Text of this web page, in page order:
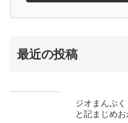
最近の投稿
ジオまんぷ
と記まじめ